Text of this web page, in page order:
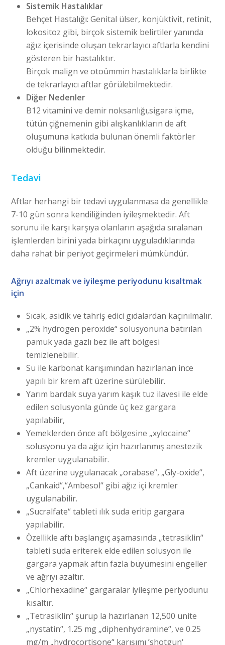
Sistemik Hastalıklar
Behçet Hastalığı: Genital ülser, konjüktivit, retinit,
lokositoz gibi, birçok sistemik belirtiler yanında
ağız içerisinde oluşan tekrarlayıcı aftlarla kendini
gösteren bir hastalıktır.
Birçok malign ve otoümmin hastalıklarla birlikte
de tekrarlayıcı aftlar görülebilmektedir.
Diğer Nedenler
B12 vitamini ve demir noksanlığı,sigara içme,
tütün çiğnemenin gibi alışkanlıkların de aft
oluşumuna katkıda bulunan önemli faktörler
olduğu bilinmektedir.
Tedavi
Aftlar herhangi bir tedavi uygulanmasa da genellikle
7-10 gün sonra kendiliğinden iyileşmektedir. Aft
sorunu ile karşı karşıya olanların aşağıda sıralanan
işlemlerden birini yada birkaçını uyguladıklarında
daha rahat bir periyot geçirmeleri mümkündür.
Ağrıyı azaltmak ve iyileşme periyodunu kısaltmak
için
Sıcak, asidik ve tahriş edici gıdalardan kaçınılmalır.
„2% hydrogen peroxide“ solusyonuna batırılan
pamuk yada gazlı bez ile aft bölgesi
temizlenebilir.
Su ile karbonat karışımından hazırlanan ince
yapılı bir krem aft üzerine sürülebilir.
Yarım bardak suya yarım kaşık tuz ilavesi ile elde
edilen solusyonla günde üç kez gargara
yapılabilir,
Yemeklerden önce aft bölgesine „xylocaine“
solusyonu ya da ağız için hazırlanmış anestezik
kremler uygulanabilir.
Aft üzerine uygulanacak „orabase“, „Gly-oxide“,
„Cankaid“,“Ambesol“ gibi ağız içi kremler
uygulanabilir.
„Sucralfate“ tableti ılık suda eritip gargara
yapılabilir.
Özellikle aftı başlangıç aşamasında „tetrasiklin“
tableti suda eriterek elde edilen solusyon ile
gargara yapmak aftın fazla büyümesini engeller
ve ağrıyı azaltır.
„Chlorhexadine“ gargaralar iyileşme periyodunu
kısaltır.
„Tetrasiklin“ şurup la hazırlanan 12,500 unite
„nystatin“, 1.25 mg „diphenhydramine“, ve 0.25
mg/m „hydrocortisone“ karışımı ’shotgun‘